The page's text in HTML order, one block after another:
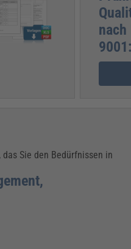
nach
Sie den Bedürfnissen in